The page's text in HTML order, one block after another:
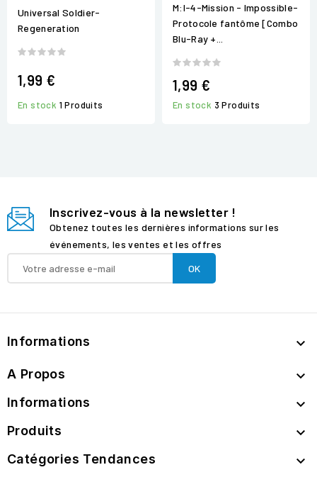
Universal Soldier-
Regeneration
1,99 €
En stock 1 Produits
M:I-4-Mission - Impossible-
Protocole fantôme [Combo
Blu-Ray +...
1,99 €
En stock 3 Produits
Inscrivez-vous à la newsletter !
Obtenez toutes les dernières informations sur les
événements, les ventes et les offres
Informations 
A Propos 
Informations 
Produits 
Catégories Tendances 